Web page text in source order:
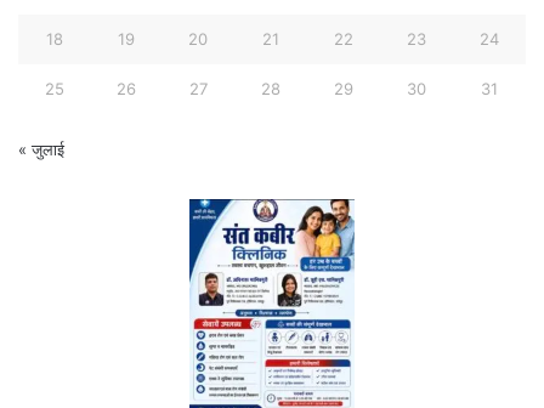
18 19 20 21 22 23 24
25 26 27 28 29 30 31
« जुलाई